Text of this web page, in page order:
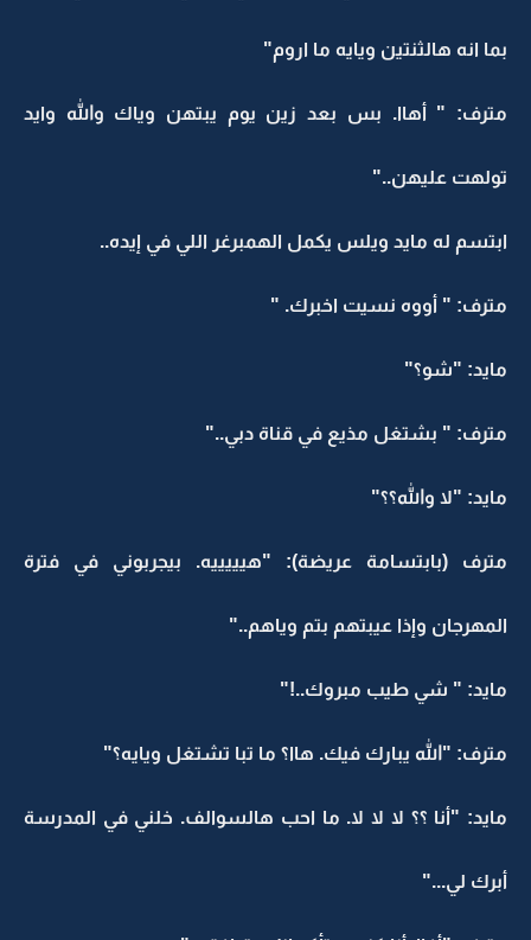
بما انه هالثنتين ويايه ما اروم"
مترف: " أهاا. بس بعد زين يوم يبتهن وياك والله وايد
تولهت عليهن.."
ابتسم له مايد ويلس يكمل الهمبرغر اللي في إيده..
مترف: " أووه نسيت اخبرك. "
مايد: "شو؟"
مترف: " بشتغل مذيع في قناة دبي.."
مايد: "لا والله؟؟"
مترف (بابتسامة عريضة): "هيييييه. بيجربوني في فترة
المهرجان وإذا عيبتهم بتم وياهم.."
مايد: " شي طيب مبروك..!"
مترف: "الله يبارك فيك. هاا؟ ما تبا تشتغل ويايه؟"
مايد: "أنا ؟؟ لا لا لا. ما احب هالسوالف. خلني في المدرسة
أبرك لي..."